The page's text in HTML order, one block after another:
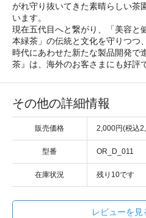
がれ守り抜いてきた素晴らしい茶
います。
現在五代目へと繋がり、「美容と
本緑茶」の伝統と文化を守りつつ、
時代にあわせた新たな製品開発で
茶』は、海外のお客さまにも好評
その他の詳細情報
販売価格 2,000円(税込
型番 OR_D_011
在庫状況 残り10です
レビューを見